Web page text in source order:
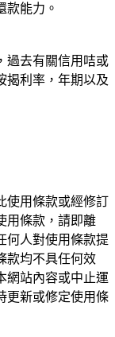
款能力。
過去有關信用咭或
揭利率，年期以及
使用條款或經修訂
用條款，請即離
何人對使用條款提
款均不具任何效
網站內容或中止運
更新或修定使用條